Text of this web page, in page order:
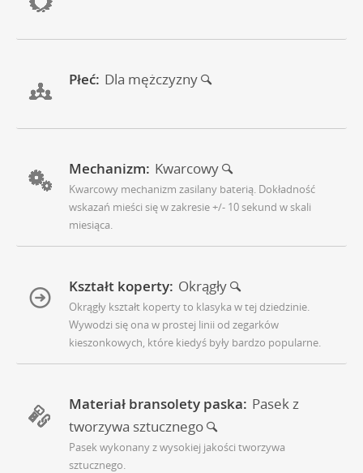
Płeć: Dla mężczyzny
Mechanizm: Kwarcowy
Kwarcowy mechanizm zasilany baterią. Dokładność
wskazań mieści się w zakresie +/- 10 sekund w skali
miesiąca.
Kształt koperty: Okrągły
Okrągły kształt koperty to klasyka w tej dziedzinie.
Wywodzi się ona w prostej linii od zegarków
kieszonkowych, które kiedyś były bardzo popularne.
Materiał bransolety paska: Pasek z
tworzywa sztucznego
Pasek wykonany z wysokiej jakości tworzywa
sztucznego.